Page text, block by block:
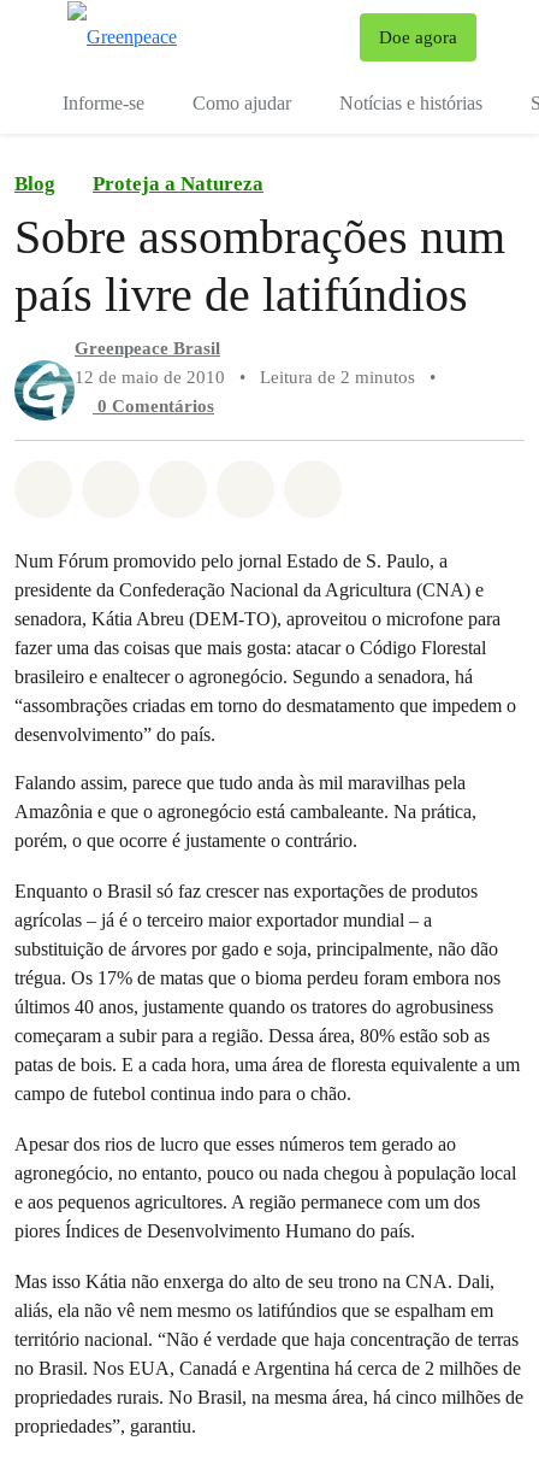
Doe agora
Informe-se Como ajudar Notícias e histórias
Blog Proteja a Natureza
Sobre assombrações num
país livre de latifúndios
Greenpeace Brasil
12 de maio de 2010
• Leitura de 2 minutos
•
0 Comentários
Num Fórum promovido pelo jornal Estado de S. Paulo, a
presidente da Confederação Nacional da Agricultura (CNA) e
senadora, Kátia Abreu (DEM-TO), aproveitou o microfone para
fazer uma das coisas que mais gosta: atacar o Código Florestal
brasileiro e enaltecer o agronegócio. Segundo a senadora, há
“assombrações criadas em torno do desmatamento que impedem o
desenvolvimento” do país.
Falando assim, parece que tudo anda às mil maravilhas pela
Amazônia e que o agronegócio está cambaleante. Na prática,
porém, o que ocorre é justamente o contrário.
Enquanto o Brasil só faz crescer nas exportações de produtos
agrícolas – já é o terceiro maior exportador mundial – a
substituição de árvores por gado e soja, principalmente, não dão
trégua. Os 17% de matas que o bioma perdeu foram embora nos
últimos 40 anos, justamente quando os tratores do agrobusiness
começaram a subir para a região. Dessa área, 80% estão sob as
patas de bois. E a cada hora, uma área de floresta equivalente a um
campo de futebol continua indo para o chão.
Apesar dos rios de lucro que esses números tem gerado ao
agronegócio, no entanto, pouco ou nada chegou à população local
e aos pequenos agricultores. A região permanece com um dos
piores Índices de Desenvolvimento Humano do país.
Mas isso Kátia não enxerga do alto de seu trono na CNA. Dali,
aliás, ela não vê nem mesmo os latifúndios que se espalham em
território nacional. “Não é verdade que haja concentração de terras
no Brasil. Nos EUA, Canadá e Argentina há cerca de 2 milhões de
propriedades rurais. No Brasil, na mesma área, há cinco milhões de
propriedades”, garantiu.